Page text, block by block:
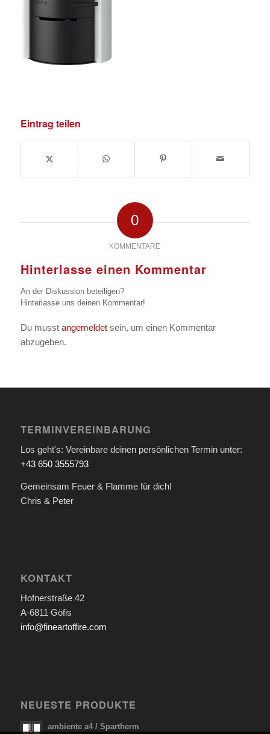
Eintrag teilen
0
KOMMENTARE
Hinterlasse einen Kommentar
An der Diskussion beteiligen?
Hinterlasse uns deinen Kommentar!
Du musst angemeldetsein, um einen Kommentar
abzugeben.
TERMINVEREINBARUNG
Los geht's: Vereinbare deinen persönlichen Termin unter:
+43 650 3555793
Gemeinsam Feuer & Flamme für dich!
Chris & Peter
KONTAKT
Hofnerstraße 42
A-6811 Göfis
info@fineartoffire.com
NEUESTE PRODUKTE
ambiente a4 / Spartherm